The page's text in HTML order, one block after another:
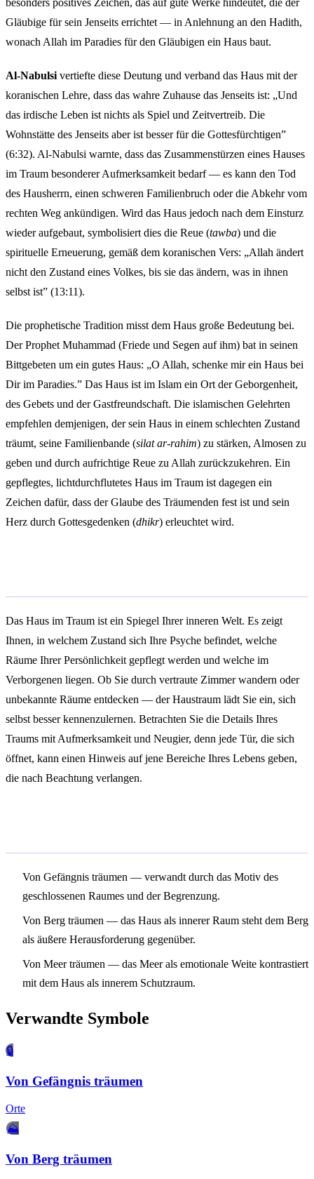
Gläubige für sein Jenseits errichtet — in Anlehnung an den Hadith,
wonach Allah im Paradies für den Gläubigen ein Haus baut.
Al-Nabulsi vertiefte diese Deutung und verband das Haus mit der
koranischen Lehre, dass das wahre Zuhause das Jenseits ist: „Und
das irdische Leben ist nichts als Spiel und Zeitvertreib. Die
Wohnstätte des Jenseits aber ist besser für die Gottesfürchtigen”
(6:32). Al-Nabulsi warnte, dass das Zusammenstürzen eines Hauses
im Traum besonderer Aufmerksamkeit bedarf — es kann den Tod
des Hausherrn, einen schweren Familienbruch oder die Abkehr vom
rechten Weg ankündigen. Wird das Haus jedoch nach dem Einsturz
wieder aufgebaut, symbolisiert dies die Reue (tawba) und die
spirituelle Erneuerung, gemäß dem koranischen Vers: „Allah ändert
nicht den Zustand eines Volkes, bis sie das ändern, was in ihnen
selbst ist” (13:11).
Die prophetische Tradition misst dem Haus große Bedeutung bei.
Der Prophet Muhammad (Friede und Segen auf ihm) bat in seinen
Bittgebeten um ein gutes Haus: „O Allah, schenke mir ein Haus bei
Dir im Paradies.” Das Haus ist im Islam ein Ort der Geborgenheit,
des Gebets und der Gastfreundschaft. Die islamischen Gelehrten
empfehlen demjenigen, der sein Haus in einem schlechten Zustand
träumt, seine Familienbande (silat ar-rahim) zu stärken, Almosen zu
geben und durch aufrichtige Reue zu Allah zurückzukehren. Ein
gepflegtes, lichtdurchflutetes Haus im Traum ist dagegen ein
Zeichen dafür, dass der Glaube des Träumenden fest ist und sein
Herz durch Gottesgedenken (dhikr) erleuchtet wird.
Das Haus im Traum ist ein Spiegel Ihrer inneren Welt. Es zeigt
Ihnen, in welchem Zustand sich Ihre Psyche befindet, welche
Räume Ihrer Persönlichkeit gepflegt werden und welche im
Verborgenen liegen. Ob Sie durch vertraute Zimmer wandern oder
unbekannte Räume entdecken — der Haustraum lädt Sie ein, sich
selbst besser kennenzulernen. Betrachten Sie die Details Ihres
Traums mit Aufmerksamkeit und Neugier, denn jede Tür, die sich
öffnet, kann einen Hinweis auf jene Bereiche Ihres Lebens geben,
die nach Beachtung verlangen.
Von Gefängnis träumen — verwandt durch das Motiv des
geschlossenen Raumes und der Begrenzung.
Von Berg träumen — das Haus als innerer Raum steht dem Berg
als äußere Herausforderung gegenüber.
Von Meer träumen — das Meer als emotionale Weite kontrastiert
mit dem Haus als innerem Schutzraum.
Verwandte Symbole
🔒
Von Gefängnis träumen
Orte
⛰️
Von Berg träumen